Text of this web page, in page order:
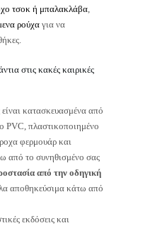
τσοκ ή μπαλακλάβα,
ρούχαγια να
στις κακές καιρικές
κατασκευασμένα από
PVC, πλαστικοποιημένο
φερμουάρ και
από το συνηθισμένο σας
από την οδηγική
αποθηκεύσιμα κάτω από
εκδόσεις και